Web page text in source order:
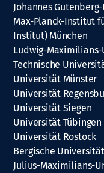
Johannes
Max-Planck-Institut
Institut) München
Ludwig-
Technische
Universität Münster
Universität
Universität Siegen
Universität Tübingen
Universität Rostock
Bergische
Julius-Maximilians-